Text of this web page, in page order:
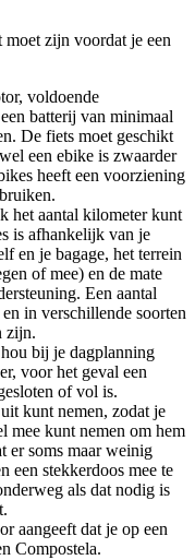
moet zijn voordat je een
voldoende
batterij van minimaal
De fiets moet geschikt
een ebike is zwaarder
heeft een voorziening
het aantal kilometer kunt
is afhankelijk van je
en je bagage, het terrein
of mee) en de mate
Een aantal
in verschillende soorten
zijn.
bij je dagplanning
voor het geval een
of vol is.
kunt nemen, zodat je
mee kunt nemen om hem
er soms maar weinig
een stekkerdoos mee te
als dat nodig is
aangeeft dat je op een
Compostela.